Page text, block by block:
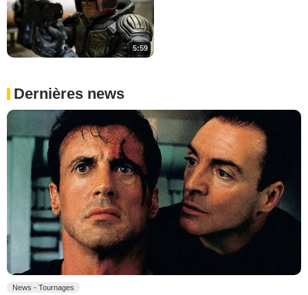
5:59
Dernières news
News - Tournages